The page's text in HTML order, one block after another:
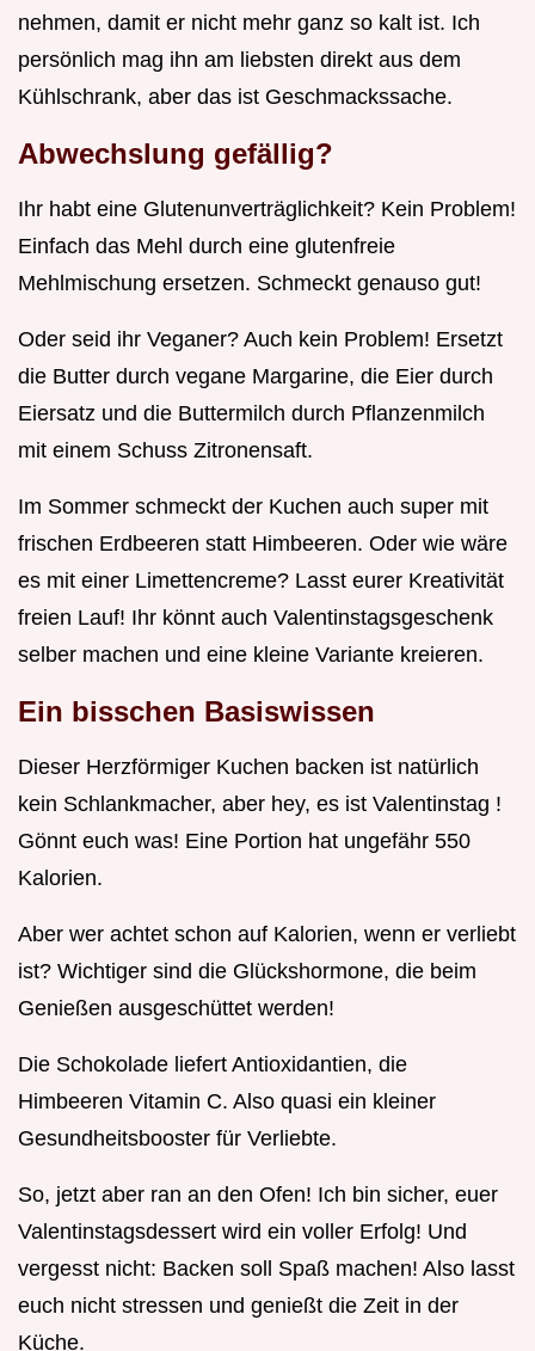
nehmen, damit er nicht mehr ganz so kalt ist. Ich
persönlich mag ihn am liebsten direkt aus dem
Kühlschrank, aber das ist Geschmackssache.
Abwechslung gefällig?
Ihr habt eine Glutenunverträglichkeit? Kein Problem!
Einfach das Mehl durch eine glutenfreie
Mehlmischung ersetzen. Schmeckt genauso gut!
Oder seid ihr Veganer? Auch kein Problem! Ersetzt
die Butter durch vegane Margarine, die Eier durch
Eiersatz und die Buttermilch durch Pflanzenmilch
mit einem Schuss Zitronensaft.
Im Sommer schmeckt der Kuchen auch super mit
frischen Erdbeeren statt Himbeeren. Oder wie wäre
es mit einer Limettencreme? Lasst eurer Kreativität
freien Lauf! Ihr könnt auch Valentinstagsgeschenk
selber machen und eine kleine Variante kreieren.
Ein bisschen Basiswissen
Dieser Herzförmiger Kuchen backen ist natürlich
kein Schlankmacher, aber hey, es ist Valentinstag !
Gönnt euch was! Eine Portion hat ungefähr 550
Kalorien.
Aber wer achtet schon auf Kalorien, wenn er verliebt
ist? Wichtiger sind die Glückshormone, die beim
Genießen ausgeschüttet werden!
Die Schokolade liefert Antioxidantien, die
Himbeeren Vitamin C. Also quasi ein kleiner
Gesundheitsbooster für Verliebte.
So, jetzt aber ran an den Ofen! Ich bin sicher, euer
Valentinstagsdessert wird ein voller Erfolg! Und
vergesst nicht: Backen soll Spaß machen! Also lasst
euch nicht stressen und genießt die Zeit in der
Küche.